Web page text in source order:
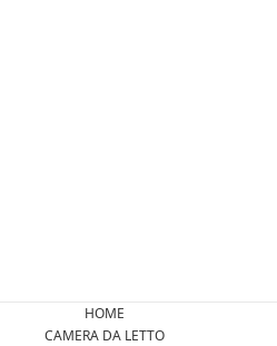
HOME
CAMERA DA LETTO